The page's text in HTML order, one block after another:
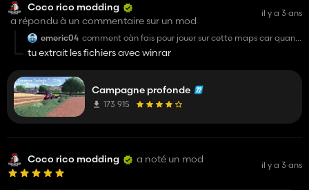
Coco rico modding
a répondu à un commentaire sur un mod
il y a 3 ans
emeric04 comment oàn fais pour jouer sur cette maps car quand
je l'installe mon jeu ne la detecte pas
tu extrait les fichiers avec winrar
Campagne profonde
173 915
Coco rico modding a noté un mod il y a 3 ans